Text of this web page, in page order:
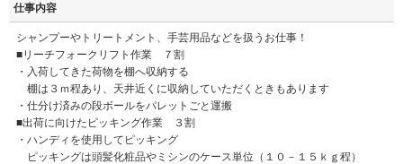
仕事内容
シャンプーやトリートメント、手芸用品などを扱うお仕事！
■リーチフォークリフト作業 ７割
・入荷してきた荷物を棚へ収納する
棚は３ｍ程あり、天井近くに収納していただくときもあります
・仕分け済みの段ボールをパレットごと運搬
■出荷に向けたピッキング作業 ３割
・ハンディを使用してピッキング
ピッキングは頭髪化粧品やミシンのケース単位（１０－１５ｋｇ程）